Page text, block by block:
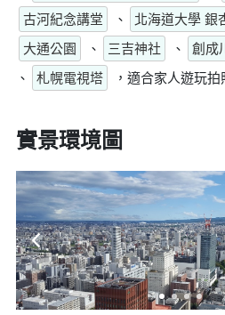
古河紀念講堂
、 北海道大學 銀
大通公園
、 三吉神社 、 創成
、
札幌電視塔 ，適合家人遊玩
實景環境圖